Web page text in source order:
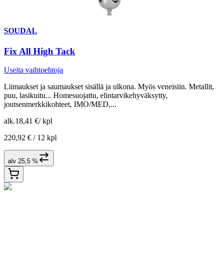
SOUDAL
Fix All High Tack
Useita vaihtoehtoja
Liimaukset ja saumaukset sisällä ja ulkona. Myös veneisiin. Metallit,
puu, lasikuitu... Homesuojattu, elintarvikehyväksytty,
joutsenmerkkikohteet, IMO/MED,...
alk.18,41 €/ kpl
220,92 € / 12 kpl
alv 25,5 %